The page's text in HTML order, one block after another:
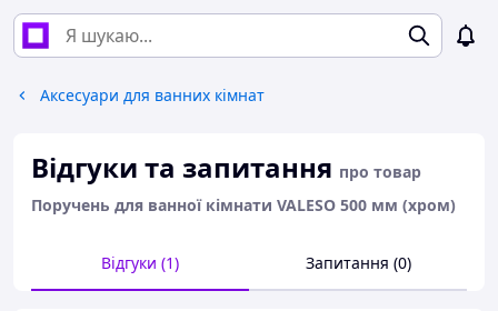
Аксесуари для ванних кімнат
Відгуки та запитання про товар
Поручень для ванної кімнати VALESO 500 мм (хром)
Відгуки (1) Запитання (0)